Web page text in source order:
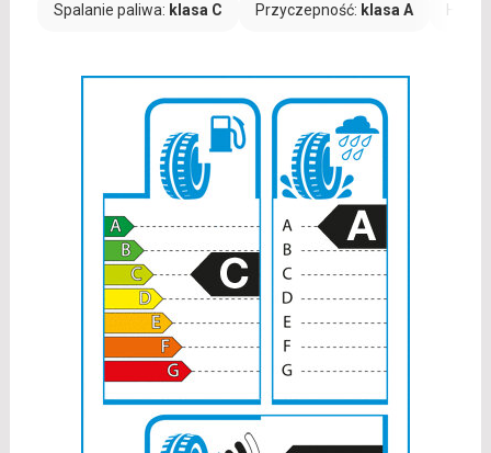
Spalanie paliwa: klasa C Przyczepność: klasa A